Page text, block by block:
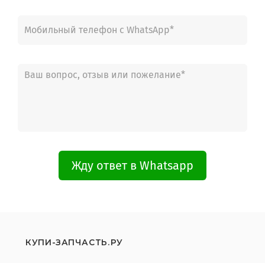
Жду ответ в Whatsapp
КУПИ-ЗАПЧАСТЬ.РУ